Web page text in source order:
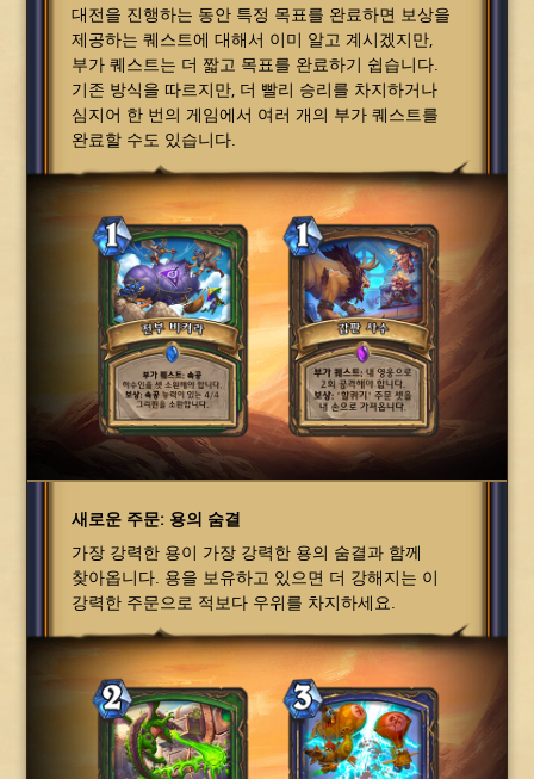
대전을 진행하는 동안 특정 목표를 완료하면 보상을
제공하는 퀘스트에 대해서 이미 알고 계시겠지만,
부가 퀘스트는 더 짧고 목표를 완료하기 쉽습니다.
기존 방식을 따르지만, 더 빨리 승리를 차지하거나
심지어 한 번의 게임에서 여러 개의 부가 퀘스트를
완료할 수도 있습니다.
새로운 주문: 용의 숨결
가장 강력한 용이 가장 강력한 용의 숨결과 함께
찾아옵니다. 용을 보유하고 있으면 더 강해지는 이
강력한 주문으로 적보다 우위를 차지하세요.